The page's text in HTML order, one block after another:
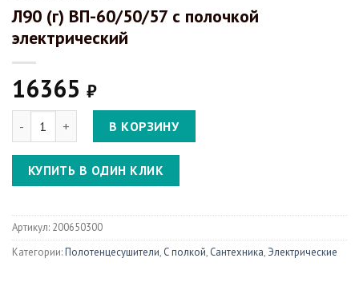
Л90 (г) ВП-60/50/57 с полочкой
электрический
16365 ₽
Количество Л90 (г) ВП-60/50/57 с полочкой электрический
В КОРЗИНУ
КУПИТЬ В ОДИН КЛИК
Артикул: 200650300
Категории:Полотенцесушители, С полкой, Сантехника, Электрические